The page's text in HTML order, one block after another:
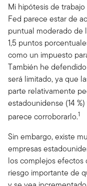
Mi hipótesis de
Fed parece estar de
puntual moderado de
1,5 puntos
como un impuesto
También he
será limitado, ya que
parte relativamente
estadounidense (14
parece corroborarlo.1
Sin embargo, existe
empresas
los complejos efectos
riesgo importante de